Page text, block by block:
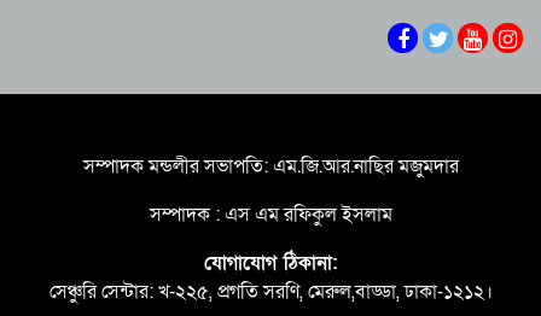
‎ বৃহত্তর ময়মনসিংহের উন্নয়নে সমন্বিত উদ্যোগের
আহ্বান তথ্য ও সম্প্রচার মন্ত্রণালয়ের
সুস্থ সমাজ গঠনে তরুণদের এগিয়ে আসার আহ্বান যুব
ও ক্রীড়া প্রতিমন্ত্রীর
দক্ষিণখানে বহুতল ভবন নির্মাণে অনিয়মের অভিযোগ,
তদন্তের আশ্বাস রাজউকের
সম্পাদক মন্ডলীর সভাপতি: এম.জি.আর.নাছির মজুমদার
সম্পাদক : এস এম রফিকুল ইসলাম
যোগাযোগ ঠিকানা:
সেঞ্চুরি সেন্টার: খ-২২৫, প্রগতি সরণি, মেরুল,বাড্ডা, ঢাকা-১২১২।